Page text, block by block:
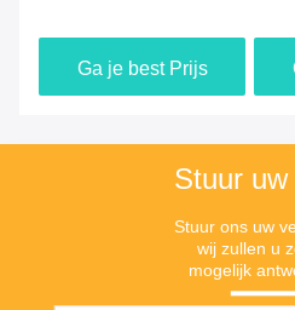
precisie
Ga je best Prijs
Stuur uw
Stuur ons uw
wij zullen u
mogelijk